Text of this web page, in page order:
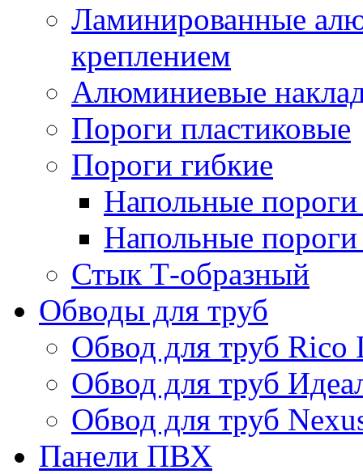
Ламинированные
креплением
Алюминиевые
Пороги пластиковые
Пороги гибкие
Напольные
Напольные
Стык Т-образный
Обводы для труб
Обвод для труб Rico
Обвод для труб
Обвод для труб
Панели ПВХ